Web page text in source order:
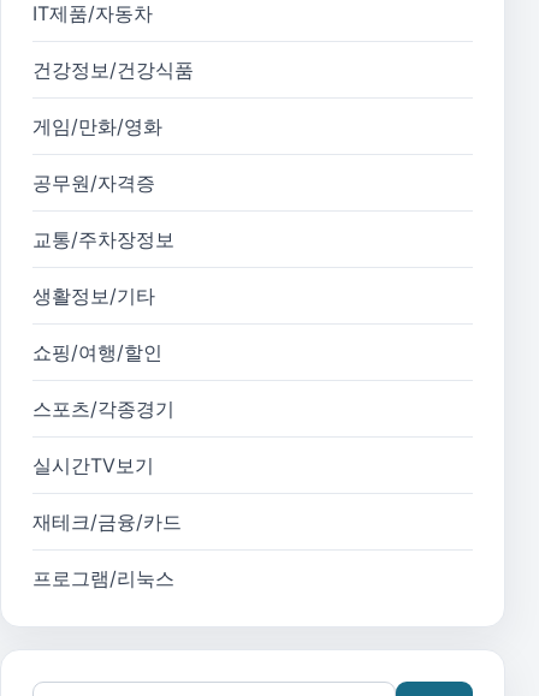
IT제품/자동차
건강정보/건강식품
게임/만화/영화
공무원/자격증
교통/주차장정보
생활정보/기타
쇼핑/여행/할인
스포츠/각종경기
실시간TV보기
재테크/금융/카드
프로그램/리눅스